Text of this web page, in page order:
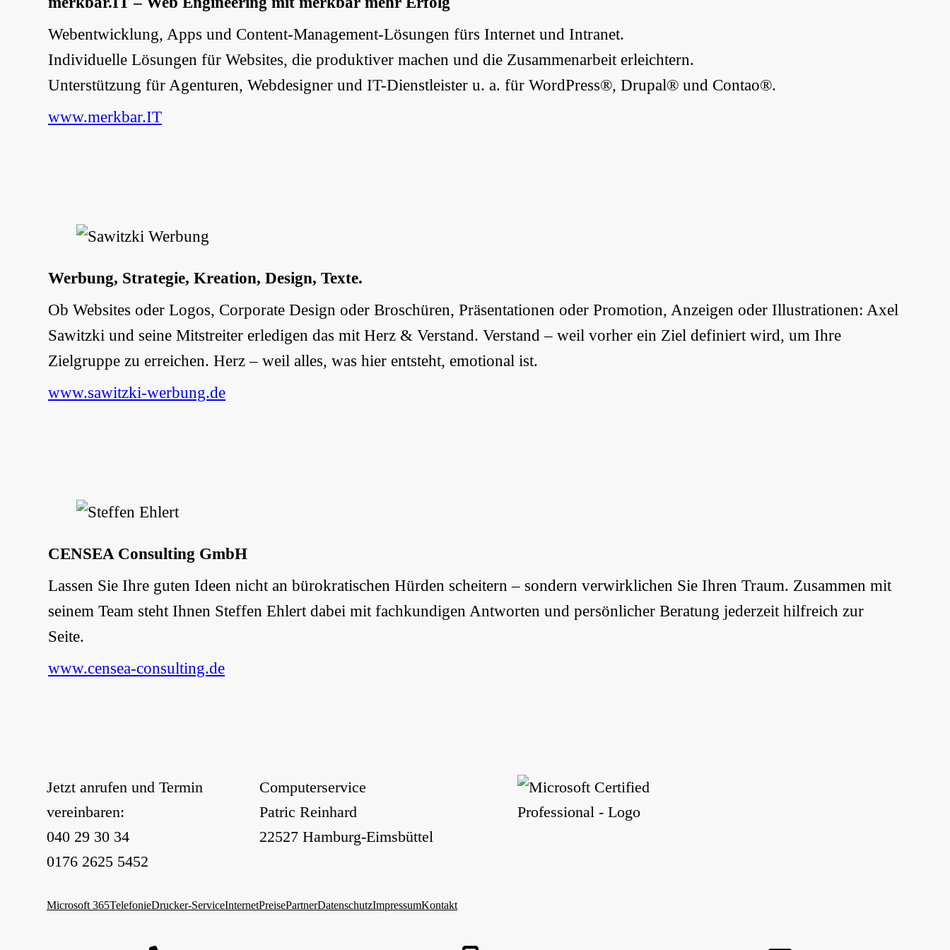
Webentwicklung, Apps und Content-Management-Lösungen fürs Internet und Intranet.
Individuelle Lösungen für Websites, die produktiver machen und die Zusammenarbeit erleichtern.
Unterstützung für Agenturen, Webdesigner und IT-Dienstleister u. a. für WordPress®, Drupal® und Contao®.
www.merkbar.IT
Werbung, Strategie, Kreation, Design, Texte.
Ob Websites oder Logos, Corporate Design oder Broschüren, Präsentationen oder Promotion, Anzeigen oder Illustrationen: Axel
Sawitzki und seine Mitstreiter erledigen das mit Herz & Verstand. Verstand – weil vorher ein Ziel definiert wird, um Ihre
Zielgruppe zu erreichen. Herz – weil alles, was hier entsteht, emotional ist.
www.sawitzki-werbung.de
CENSEA Consulting GmbH
Lassen Sie Ihre guten Ideen nicht an bürokratischen Hürden scheitern – sondern verwirklichen Sie Ihren Traum. Zusammen mit
seinem Team steht Ihnen Steffen Ehlert dabei mit fachkundigen Antworten und persönlicher Beratung jederzeit hilfreich zur
Seite.
www.censea-consulting.de
Jetzt anrufen und Termin
vereinbaren:
040 29 30 34
0176 2625 5452
Computerservice
Patric Reinhard
22527 Hamburg-Eimsbüttel
Microsoft 365TelefonieDrucker-ServiceInternetPreisePartnerDatenschutzImpressumKontakt